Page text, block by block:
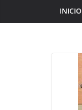
INICIO